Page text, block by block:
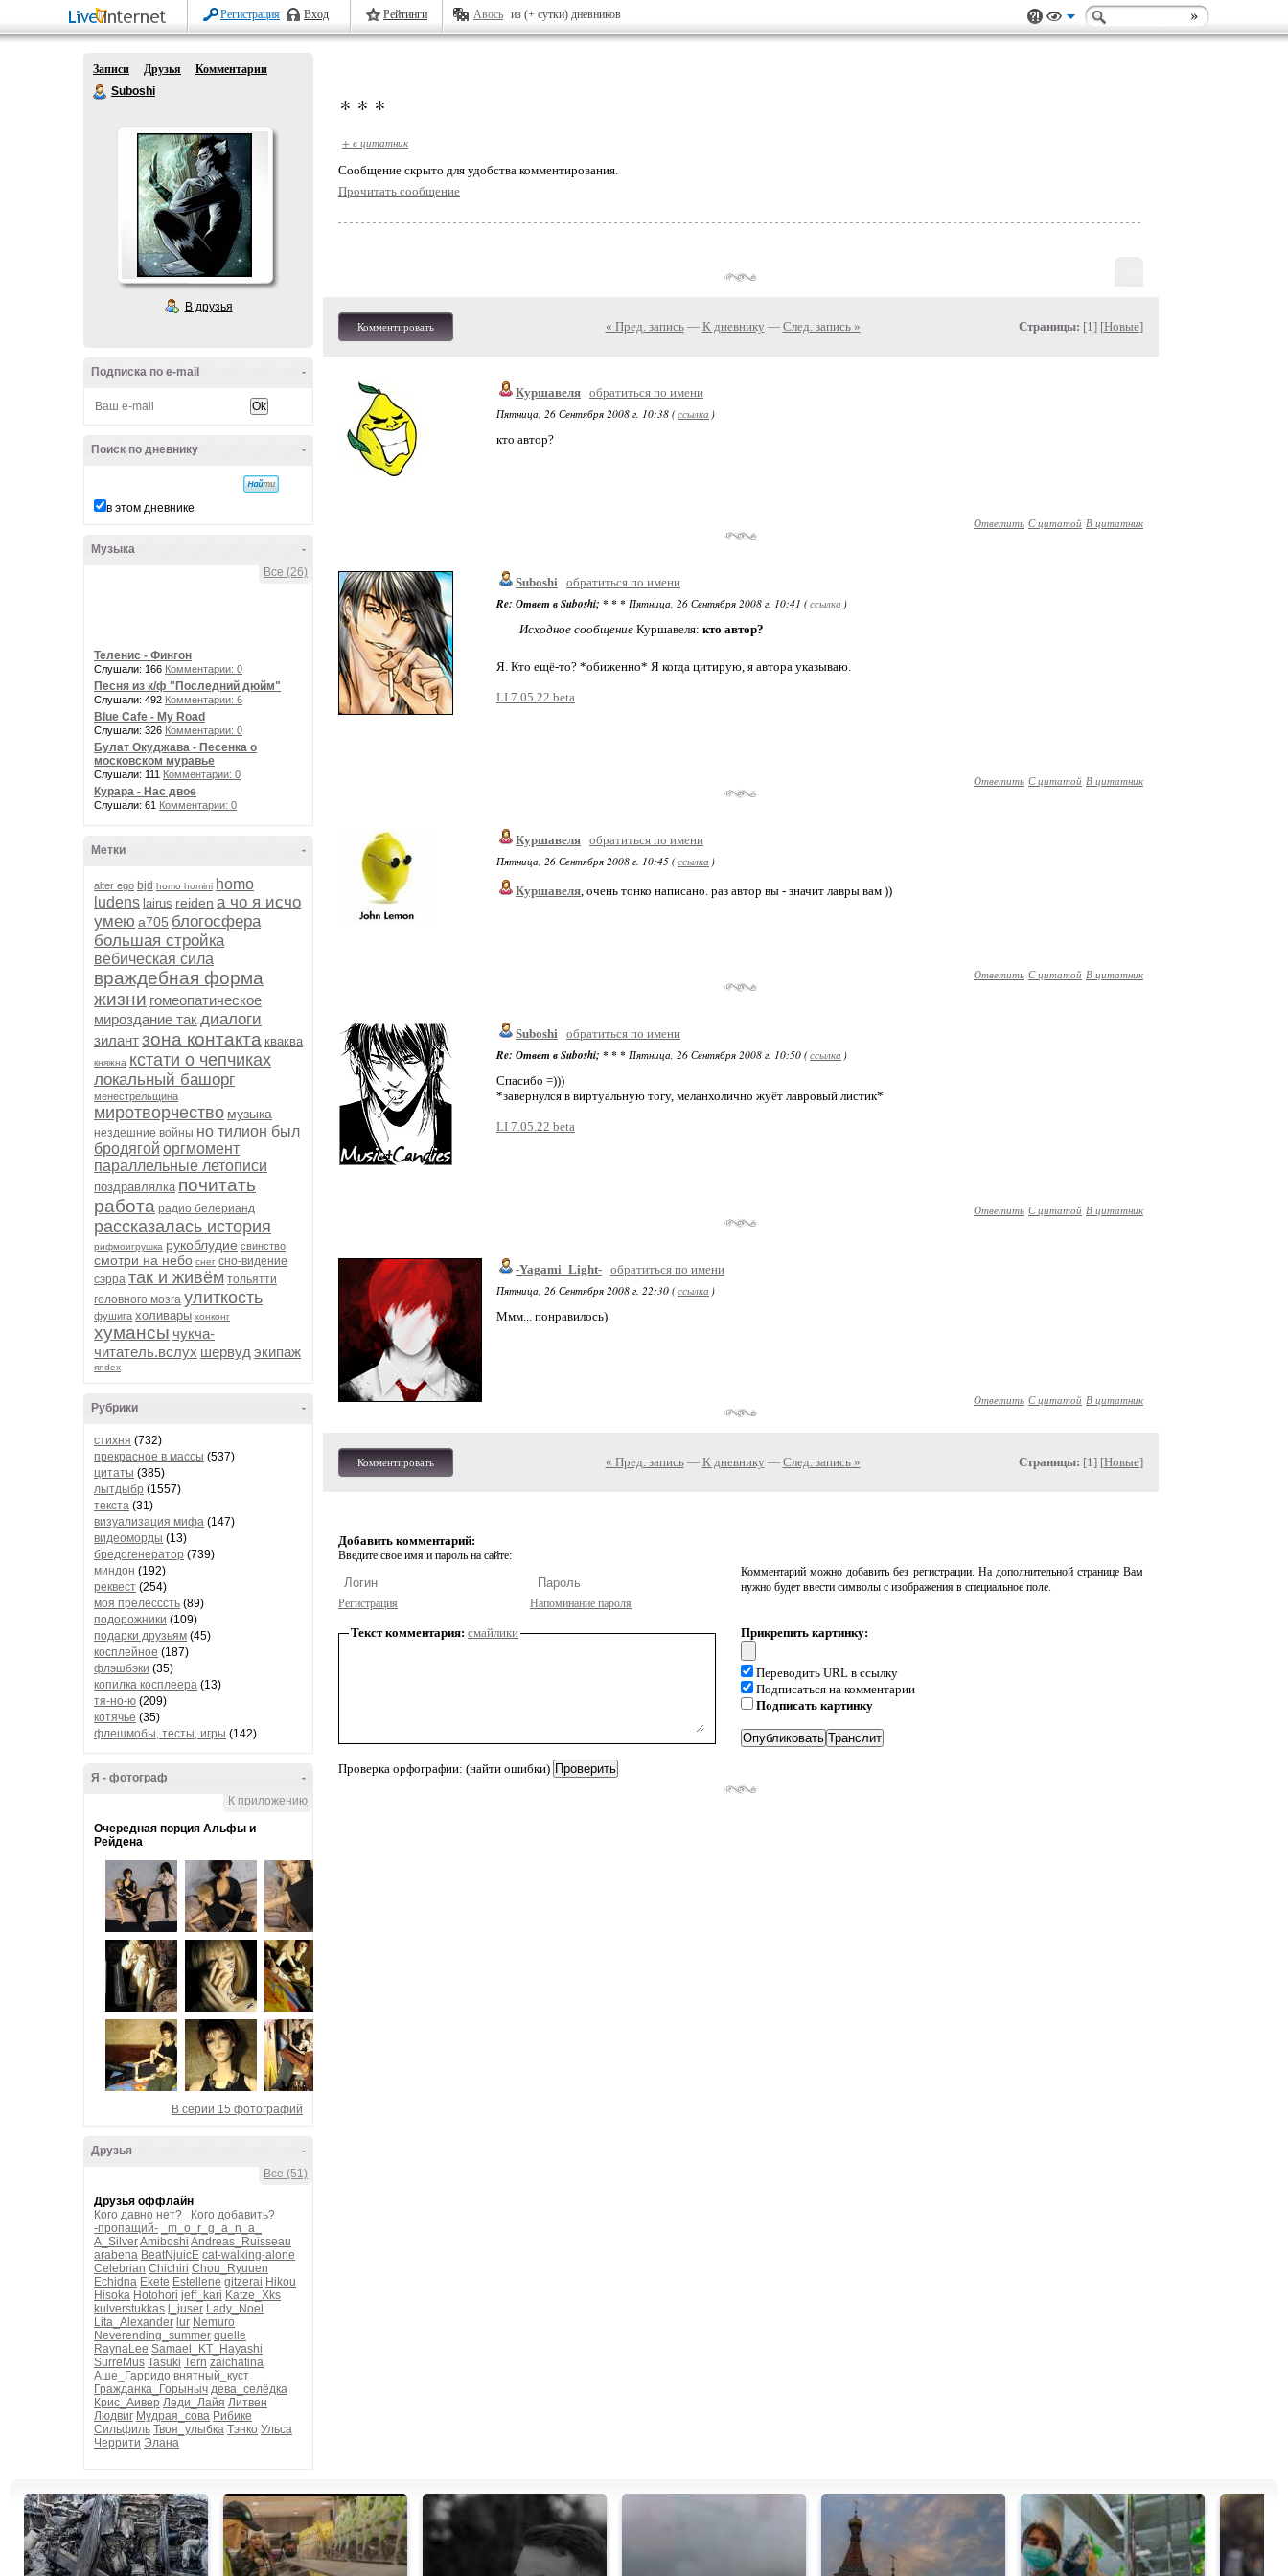
Регистрация Вход Рейтинги Авось из (+ сутки) дневников
Записи Друзья
Комментарии
Suboshi
В друзья
-
Подписка по e-mail
-
Поиск по дневнику
в этом дневнике
-
Музыка
Все (26)
Теленис - Фингон
Слушали: 166 Комментарии: 0
Песня из к/ф "Последний дюйм"
Слушали: 492 Комментарии: 6
Blue Cafe - My Road
Слушали: 326 Комментарии: 0
Булат Окуджава - Песенка о
московском муравье
Слушали: 111 Комментарии: 0
Курара - Нас двое
Слушали: 61 Комментарии: 0
-
Метки
alter ego bjd homo homini homo
ludens lairus reiden а чо я исчо
умею а705 блогосфера
большая стройка
вебическая сила
враждебная форма
жизни гомеопатическое
мироздание такдиалоги
зилантзона контакта кваква
княжна кстати о чепчиках
локальный башорг
менестрельщина
миротворчество музыка
нездешние войны но тилион был
бродягой оргмомент
параллельные летописи
поздравлялка почитать
работа радио белерианд
рассказалась история
рифмоигрушка рукоблудие свинство
смотри на небо снег сно-видение
сэрра так и живём тольятти
головного мозга улиткость
фушига холивары хонконг
хумансы чукча-
читатель.вслух шервуд экипаж
яndex
-
Рубрики
стихня (732)
прекрасное в массы (537)
цитаты (385)
лытдыбр (1557)
текста (31)
визуализация мифа (147)
видеоморды (13)
бредогенератор (739)
миндон (192)
реквест (254)
моя прелесссть (89)
подорожники (109)
подарки друзьям (45)
косплейное (187)
флэшбэки (35)
копилка косплеера (13)
тя-но-ю (209)
котячье (35)
флешмобы, тесты, игры (142)
-
Я - фотограф
К приложению
Очередная порция Альфы и
Рейдена
В серии 15 фотографий
-
Друзья
Все (51)
Друзья оффлайн
Кого давно нет?
Кого добавить?
-пропащий-
_m_o_r_g_a_n_a_
A_SilverAmiboshi Andreas_Ruisseau
arabena BeatNjuicE cat-walking-alone
Celebrian Chichiri Chou_Ryuuen
Echidna Ekete Estellene gitzerai Hikou
Hisoka Hotohori jeff_kari Katze_Xks
kulverstukkas
l_juser Lady_Noel
Lita_Alexander lur Nemuro
Neverending_summer quelle
RaynaLee Samael_KT_Hayashi
SurreMus Tasuki Tern zaichatina
Аше_Гарридо внятный_куст
Гражданка_Горыныч дева_селёдка
Крис_Аивер Леди_Лайя Литвен
Людвиг Мудрая_сова Рибике
Сильфиль Твоя_улыбка Тэнко Ульса
Черрити Элана
* * *
+ в цитатник
Cообщение скрыто для удобства комментирования.
Прочитать сообщение
Комментировать « Пред. запись— К дневнику — След. запись » Страницы: [1] [Новые]
Куршавеля обратиться по имени
Пятница, 26 Сентября 2008 г. 10:38 (ссылка )
кто автор?
Ответить С цитатой В цитатник
Suboshi обратиться по имени
Re: Ответ в Suboshi; * * * Пятница, 26 Сентября 2008 г. 10:41 (ссылка )
Исходное сообщение Куршавеля: кто автор?
Я. Кто ещё-то? *обиженно* Я когда цитирую, я автора указываю.
LI 7.05.22 beta
Ответить С цитатой В цитатник
Куршавеля обратиться по имени
Пятница, 26 Сентября 2008 г. 10:45 (ссылка )
Куршавеля, очень тонко написано. раз автор вы - значит лавры вам ))
Ответить С цитатой В цитатник
Suboshi обратиться по имени
Re: Ответ в Suboshi; * * * Пятница, 26 Сентября 2008 г. 10:50 (ссылка )
Спасибо =)))
*завернулся в виртуальную тогу, меланхолично жуёт лавровый листик*
LI 7.05.22 beta
Ответить С цитатой В цитатник
-Yagami_Light- обратиться по имени
Пятница, 26 Сентября 2008 г. 22:30 (ссылка )
Ммм... понравилось)
Ответить С цитатой В цитатник
Комментировать « Пред. запись— К дневнику — След. запись » Страницы: [1] [Новые]
Добавить комментарий:
Введите свое имя и пароль на сайте:
Регистрация Напоминание пароля
Комментарий можно добавить без регистрации. На дополнительной странице Вам
нужно будет ввести символы с изображения в специальное поле.
Текст комментария: смайлики
Проверка орфографии: (найти ошибки)
Прикрепить картинку:
Переводить URL в ссылку
Подписаться на комментарии
Подписать картинку